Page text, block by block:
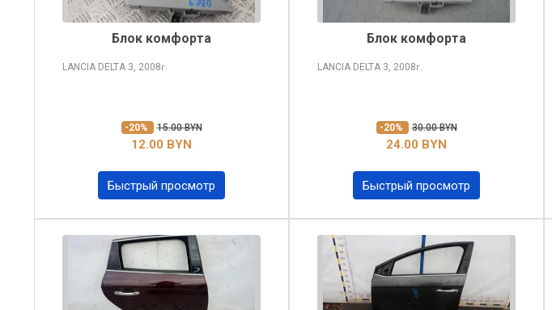
Блок комфорта
LANCIA DELTA 3, 2008г.
-20% 15.00 BYN
12.00 BYN
Быстрый просмотр
Блок комфорта
LANCIA DELTA 3, 2008г.
-20% 30.00 BYN
24.00 BYN
Быстрый просмотр